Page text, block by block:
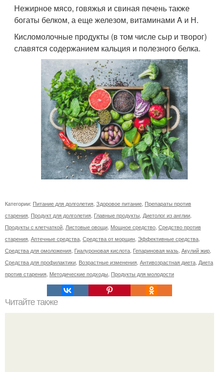
Нежирное мясо, говяжья и свиная печень также
богаты белком, а еще железом, витаминами A и Н.
Кисломолочные продукты (в том числе сыр и творог)
славятся содержанием кальция и полезного белка.
Категории: Питание для долголетия Здоровое питание Препараты против
старения Продукт для долголетия Главные продукты Диетолог из англии
Продукты с клетчаткой Листовые овощи Мощное средство Средство против
старения Аптечные средства Средства от морщин Эффективные средства
Средства для омоложения Гиалуроновая кислота Гепариновая мазь Акулий жир
Средства для профилактики Возрастные изменения Антивозрастная диета Диета
против старения Методические подходы Продукты для молодости
Читайте также